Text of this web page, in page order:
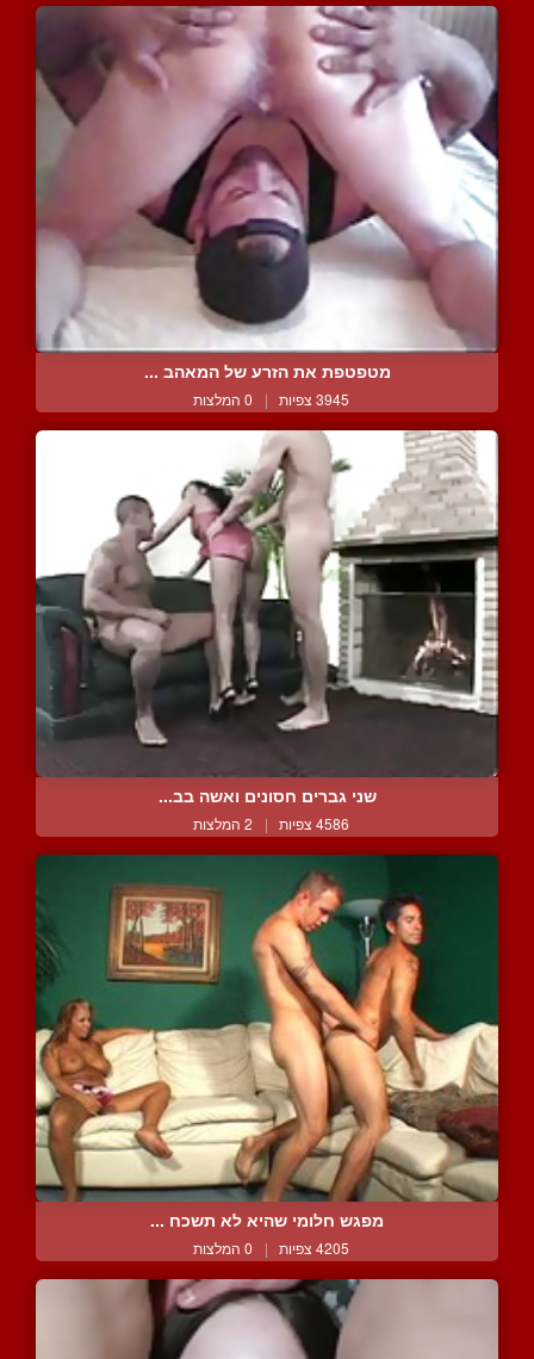
מטפטפת את הזרע של המאהב ...
3945 צפיות | 0 המלצות
שני גברים חסונים ואשה בב...
4586 צפיות | 2 המלצות
מפגש חלומי שהיא לא תשכח ...
4205 צפיות | 0 המלצות